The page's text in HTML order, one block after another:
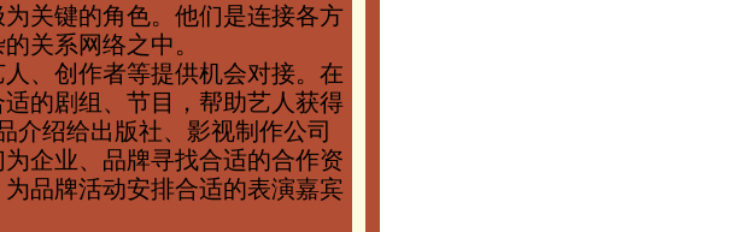
关键的角色。他们是连接各方
关系网络之中。
、创作者等提供机会对接。在
的剧组、节目，帮助艺人获得
介绍给出版社、影视制作公司
企业、品牌寻找合适的合作资
品牌活动安排合适的表演嘉宾